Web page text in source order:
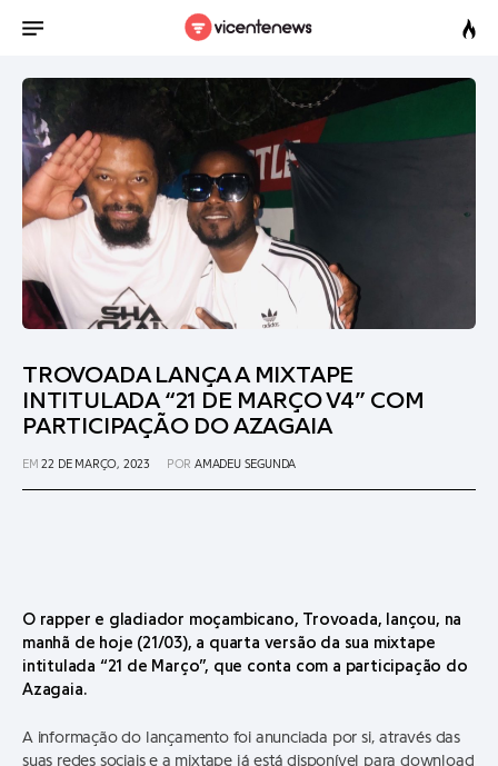
TROVOADA LANÇA A MIXTAPE
INTITULADA “21 DE MARÇO V4” COM
PARTICIPAÇÃO DO AZAGAIA
EM22 DE MARÇO, 2023 PORAMADEU SEGUNDA
O rapper e gladiador moçambicano, Trovoada, lançou, na
manhã de hoje (21/03), a quarta versão da sua mixtape
intitulada “21 de Março”, que conta com a participação do
Azagaia.
A informação do lançamento foi anunciada por si, através das
suas redes sociais e a mixtape já está disponível para download